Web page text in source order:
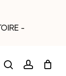
-
searchaccount